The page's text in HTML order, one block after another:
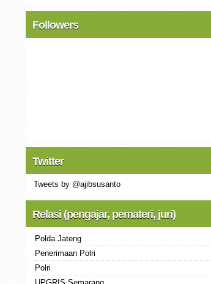
Followers
Twitter
Tweets by @ajibsusanto
Relasi (pengajar, pemateri, juri)
Polda Jateng
Penerimaan Polri
Polri